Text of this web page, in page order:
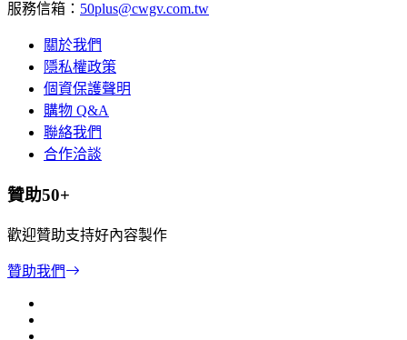
服務信箱： 50plus@cwgv.com.tw
關於我們
隱私權政策
個資保護聲明
購物 Q&A
聯絡我們
合作洽談
贊助50+
歡迎贊助支持好內容製作
贊助我們